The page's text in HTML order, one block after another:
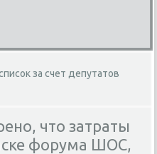
за счет депутатов
что затраты
форума ШОС,